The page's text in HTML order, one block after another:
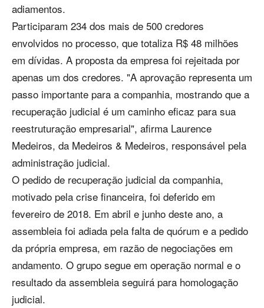
adiamentos.
Participaram 234 dos mais de 500 credores
envolvidos no processo, que totaliza R$ 48 milhões
em dívidas. A proposta da empresa foi rejeitada por
apenas um dos credores. "A aprovação representa um
passo importante para a companhia, mostrando que a
recuperação judicial é um caminho eficaz para sua
reestruturação empresarial", afirma Laurence
Medeiros, da Medeiros & Medeiros, responsável pela
administração judicial.
O pedido de recuperação judicial da companhia,
motivado pela crise financeira, foi deferido em
fevereiro de 2018. Em abril e junho deste ano, a
assembleia foi adiada pela falta de quórum e a pedido
da própria empresa, em razão de negociações em
andamento. O grupo segue em operação normal e o
resultado da assembleia seguirá para homologação
judicial.